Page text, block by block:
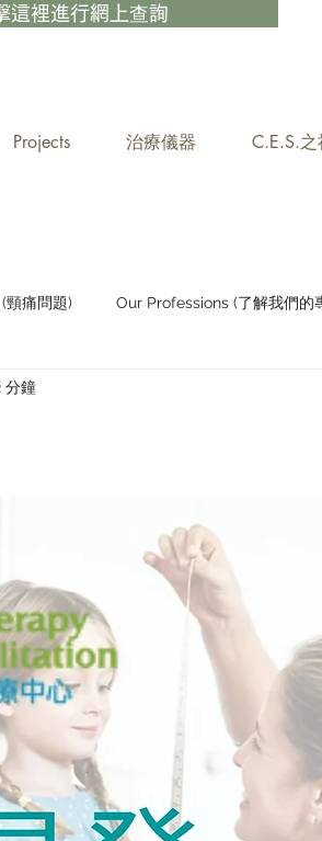
這裡進行網上查詢
Projects 治療儀器 C.E.S.
頸痛問題) Our Professions (了解我們的
躍)
分鐘